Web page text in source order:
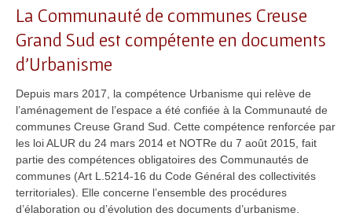
La Communauté de communes Creuse
Grand Sud est compétente en documents
d’Urbanisme
Depuis mars 2017, la compétence Urbanisme qui relève de
l’aménagement de l’espace a été confiée à la Communauté de
communes Creuse Grand Sud. Cette compétence renforcée par
les loi ALUR du 24 mars 2014 et NOTRe du 7 août 2015, fait
partie des compétences obligatoires des Communautés de
communes (Art L.5214-16 du Code Général des collectivités
territoriales). Elle concerne l’ensemble des procédures
d’élaboration ou d’évolution des documents d’urbanisme.